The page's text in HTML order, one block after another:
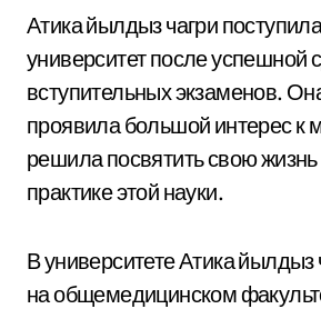
Атика йылдыз чагри
университет после успешной
вступительных экзаменов.
проявила большой интерес к
решила посвятить свою
практике этой науки.
В университете Атика йылдыз
на общемедицинском